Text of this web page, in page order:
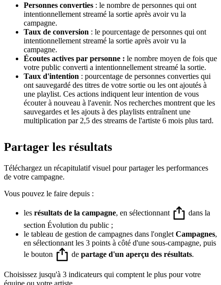
Personnes converties : le nombre de personnes qui ont
intentionnellement streamé la sortie après avoir vu la
campagne.
Taux de conversion : le pourcentage de personnes qui ont
intentionnellement streamé la sortie après avoir vu la
campagne.
Écoutes actives par personne : le nombre moyen de fois que
votre public converti a intentionnellement streamé la sortie.
Taux d'intention : pourcentage de personnes converties qui
ont sauvegardé des titres de votre sortie ou les ont ajoutés à
une playlist. Ces actions indiquent leur intention de vous
écouter à nouveau à l'avenir. Nos recherches montrent que les
sauvegardes et les ajouts à des playlists entraînent une
multiplication par 2,5 des streams de l'artiste 6 mois plus tard.
Partager les résultats
Téléchargez un récapitulatif visuel pour partager les performances
de votre campagne.
Vous pouvez le faire depuis :
les résultats de la campagne, en sélectionnant
dans la
section Évolution du public ;
le tableau de gestion de campagnes dans l'onglet Campagnes,
en sélectionnant les 3 points à côté d'une sous-campagne, puis
le bouton
de partage d'un aperçu des résultats.
Choisissez jusqu'à 3 indicateurs qui comptent le plus pour votre